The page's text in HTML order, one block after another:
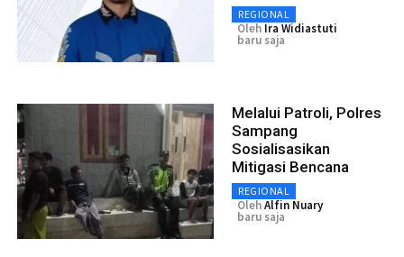
REGIONAL
Oleh Ira Widiastuti
baru saja
Melalui Patroli, Polres
Sampang
Sosialisasikan
Mitigasi Bencana
REGIONAL
OlehAlfin Nuary
baru saja